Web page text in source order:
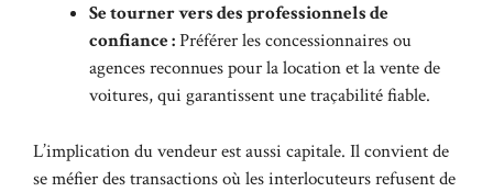
Se tourner vers des professionnels de
confiance :Préférer les concessionnaires ou
agences reconnues pour la location et la vente de
voitures, qui garantissent une traçabilité fiable.
L’implication du vendeur est aussi capitale. Il convient de
se méfier des transactions où les interlocuteurs refusent de